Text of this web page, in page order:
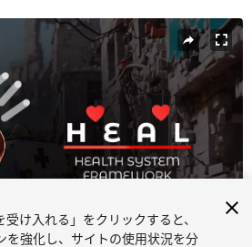
受け入れる」をクリックすると、
を強化し、サイトの使用状況を分